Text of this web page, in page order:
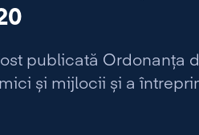
publicată Ordonanța
și mijlocii și a